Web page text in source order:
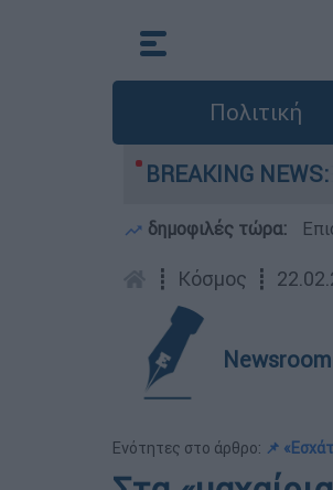
Πολιτική
BREAKING NEWS:
στην Ελλάδα -
δημοφιλές τώρα:
┋ Κόσμος ┋
Newsroom
Ενότητες στο άρθρο: 📌